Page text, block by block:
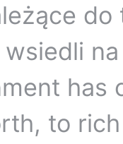
has
to